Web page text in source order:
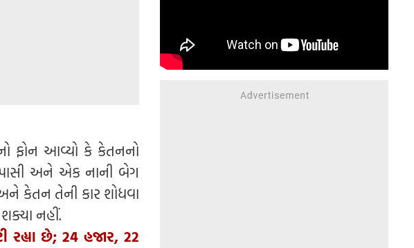
ફોન આવ્યો કે કેતનનો
અને એક નાની બેગ
કેતન તેની કાર શોધવા
નહીં.
છે; 24 હજાર, 22